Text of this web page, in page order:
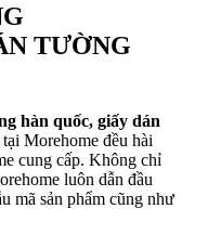
TƯỜNG
hàn quốc, giấy dán
tại Morehome đều hài
cung cấp. Không chỉ
luôn dẫn đầu
mã sản phẩm cũng như